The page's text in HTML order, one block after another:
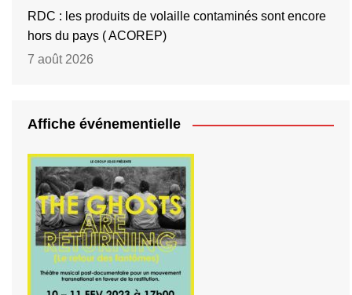
RDC : les produits de volaille contaminés sont encore
hors du pays ( ACOREP)
7 août 2026
Affiche événementielle